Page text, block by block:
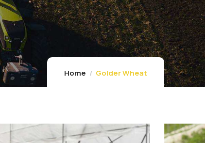
Home Golder Wheat